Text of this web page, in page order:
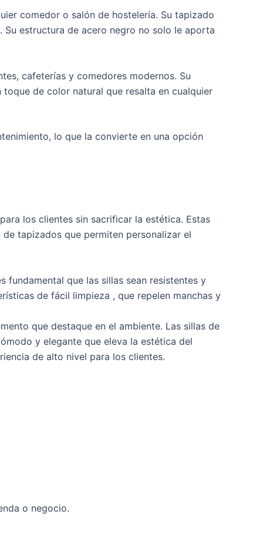
comedor o salón de hostelería. Su tapizado
estructura de acero negro no solo le aporta
cafeterías y comedores modernos. Su
de color natural que resalta en cualquier
lo que la convierte en una opción
los clientes sin sacrificar la estética. Estas
tapizados que permiten personalizar el
fundamental que las sillas sean resistentes y
de fácil limpieza , que repelen manchas y
que destaque en el ambiente. Las sillas de
y elegante que eleva la estética del
de alto nivel para los clientes.
o negocio.